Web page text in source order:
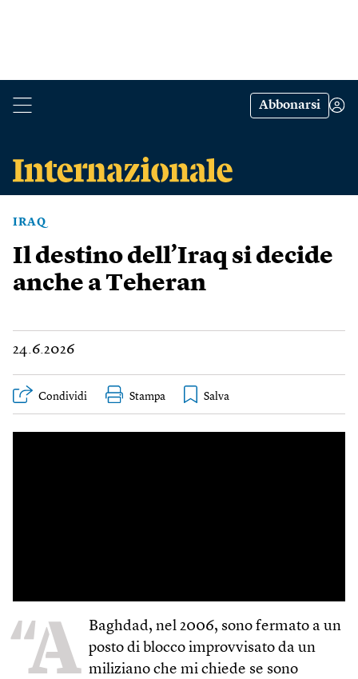
Abbonarsi
IRAQ
Il destino dell’Iraq si decide
anche a Teheran
24.6.2026
Condividi Stampa
“A Baghdad, nel 2006, sono fermato a un
posto di blocco improvvisato da un
miliziano che mi chiede se sono